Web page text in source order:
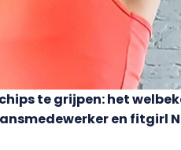
te grijpen: het
en fitgirl